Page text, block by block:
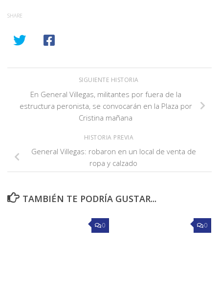
SHARE
SIGUIENTE HISTORIA
En General Villegas, militantes por fuera de la
estructura peronista, se convocarán en la Plaza por
Cristina mañana
HISTORIA PREVIA
General Villegas: robaron en un local de venta de
ropa y calzado
TAMBIÉN TE PODRÍA GUSTAR...
0 0